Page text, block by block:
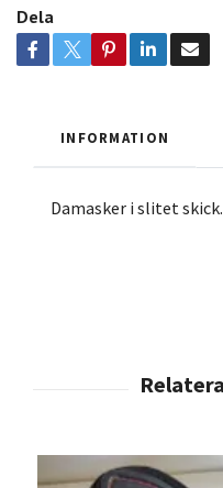
Dela
INFORMATION
Damasker i slitet skick.